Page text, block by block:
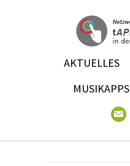
AKTUELLES
MUSIKAPPS